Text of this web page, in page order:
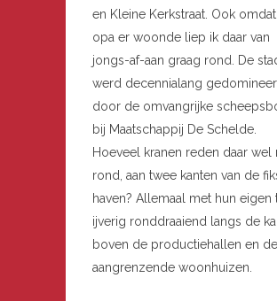
en Kleine Kerkstraat. Ook
opa er woonde liep ik daar van
jongs-af-aan graag rond. De
werd decennialang
door de omvangrijke
bij Maatschappij De Schelde.
Hoeveel kranen reden daar wel
rond, aan twee kanten van de
haven? Allemaal met hun eigen
ijverig ronddraaiend langs de
boven de productiehallen en de
aangrenzende woonhuizen.